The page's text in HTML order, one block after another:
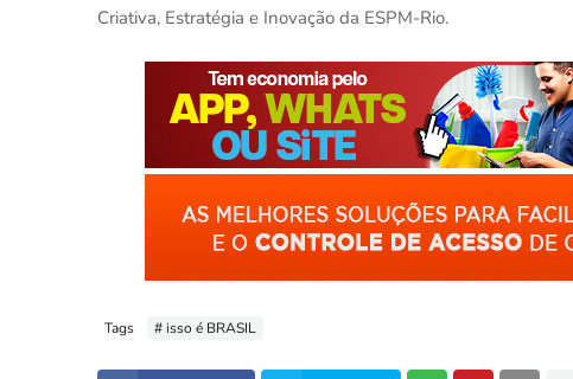
Criativa, Estratégia e Inovação da ESPM-Rio.
Tags # isso é BRASIL